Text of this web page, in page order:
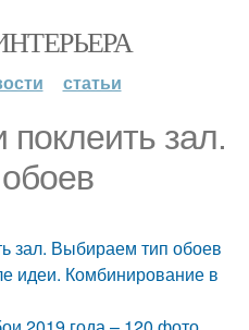
статьи
зал.
зал. Выбираем тип обоев
идеи. Комбинирование в